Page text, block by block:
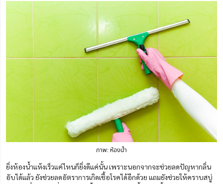
ภาพ: ห้องน้ำ
ยิ่งห้องน้ำแห้งเร็วแค่ไหนก็ยิ่งดีแค่นั้น เพราะนอกจากจะช่วยลดปัญหากลิ่น
อับได้แล้ว ยังช่วยลดอัตราการเกิดเชื้อโรคได้อีกด้วย แถมยังช่วยให้คราบสบู่